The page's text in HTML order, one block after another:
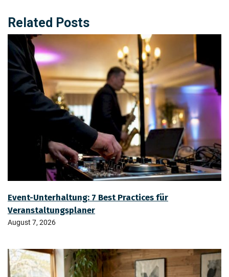
Related Posts
Event-Unterhaltung: 7 Best Practices für
Veranstaltungsplaner
August 7, 2026